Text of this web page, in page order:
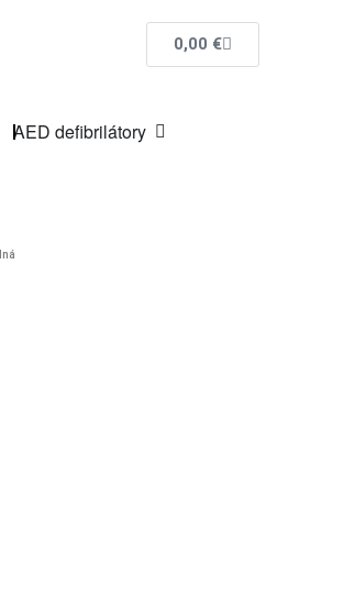
0,00 €
AED defibrilátory